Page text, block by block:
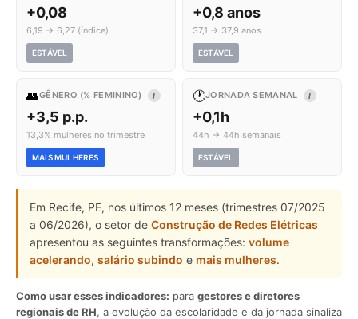
+0,08
6,19 → 6,27 (índice)
ESTÁVEL
+0,8 anos
37,1 → 37,9 anos
ESTÁVEL
👥GÊNERO (% FEMININO) I
+3,5 p.p.
13,3% mulheres no trimestre
MAIS MULHERES
🕐JORNADA SEMANAL I
+0,1h
44h → 44h semanais
ESTÁVEL
Em Recife, PE, nos últimos 12 meses (trimestres 07/2025
a 06/2026), o setor de Construção de Redes Elétricas
apresentou as seguintes transformações: volume
acelerando, salário subindo e mais mulheres.
Como usar esses indicadores: para gestores e diretores
regionais de RH, a evolução da escolaridade e da jornada sinaliza